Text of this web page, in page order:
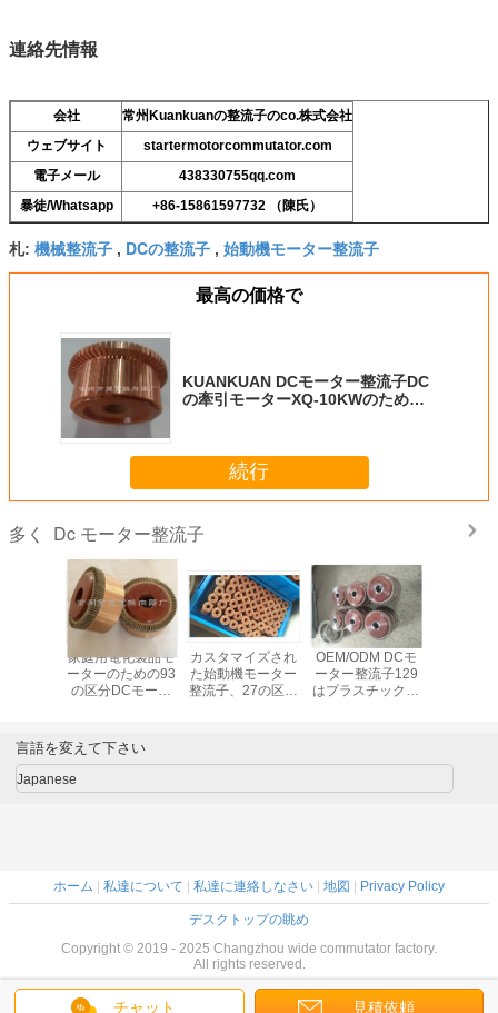
連絡先情報
会社
常州Kuankuanの整流子のco.株式会社
ウェブサイト
startermotorcommutator.com
電子メール
438330755qq.com
暴徒/Whatsapp
+86-15861597732 （陳氏）
札: 機械整流子 , DCの整流子 , 始動機モーター整流子
最高の価格で
KUANKUAN DCモーター整流子DC
の牽引モーターXQ-10KWのための
続行
多く Dc モーター整流子
家庭用電化製品モ
ーターのための93
の区分DCモータ
カスタマイズされ
た始動機モーター
整流子、27の区分
OEM/ODM DCモ
ーター整流子129
はプラスチック圧
チャット 見積依頼
言語を変えて下さい
Japanese
ホーム | 私達について | 私達に連絡しなさい | 地図 | Privacy Policy
デスクトップの眺め
Copyright © 2019 - 2025 Changzhou wide commutator factory.
All rights reserved.